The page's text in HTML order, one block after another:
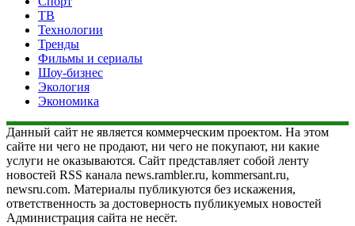
ТВ
Технологии
Тренды
Фильмы и сериалы
Шоу-бизнес
Экология
Экономика
Данный сайт не является коммерческим проектом. На этом
сайте ни чего не продают, ни чего не покупают, ни какие
услуги не оказываются. Сайт представляет собой ленту
новостей RSS канала news.rambler.ru, kommersant.ru,
newsru.com. Материалы публикуются без искажения,
ответственность за достоверность публикуемых новостей
Администрация сайта не несёт.